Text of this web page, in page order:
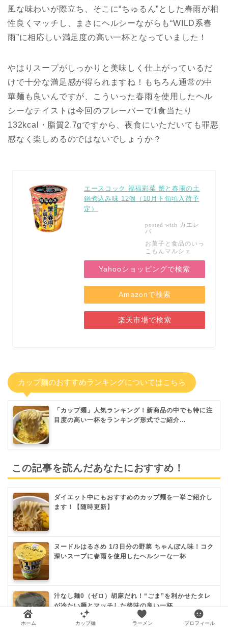
風な味わいが際立ち、そこに“ちゅるん”とした春雨が相
性良くマッチし、まさにヘルシーながらも“WILD系春
雨”に相応しい満足度の高い一杯となっていました！
やはりスープがしっかりと美味しく仕上がっているだ
けで十分な満足感が得られますね！もちろん通常の中
華麺も良いんですが、こういった春雨を使用したヘル
シーなテイストは今回のフレーバーで1食当たり
132kcal・脂質2.7gですから、夜食にいただいても罪悪
感なく楽しめるのではないでしょうか？
エースコック 福福彩菜 蟹と春雨の土
鍋煮込み味 12個（10月下旬頃入荷予
定）
posted with カエレ
バ
お菓子と食品のいっ
こもんマルシェ
Yahooショッピングで検索
Amazonで検索
楽天市場で検索
カップ麺のおすすめランキングについてはこちら
「カップ麺」人気ランキング！新商品の中でも特に注
目度の高い一杯をランキング形式でご紹介…
この記事を読んだあなたにおすすめ！
ダイエット中にもおすすめのカップ麺を一挙ご紹介し
ます！【随時更新】
ヌードルはるさめ 1/3日分の野菜 ちゃんぽん味！コク
深いスープに春雨を使用したヘルシーな一杯
汁なし麺0（ゼロ）胡麻だれ！“ごま”を利かせたタレ
が冷たい麺とマッチした後味の良い一杯
ホーム カップ麺 ラーメン プロフィール